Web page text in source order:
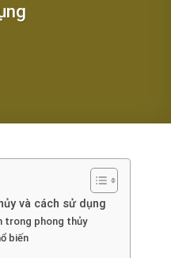
và cách sử dụng
trong phong thủy
biến